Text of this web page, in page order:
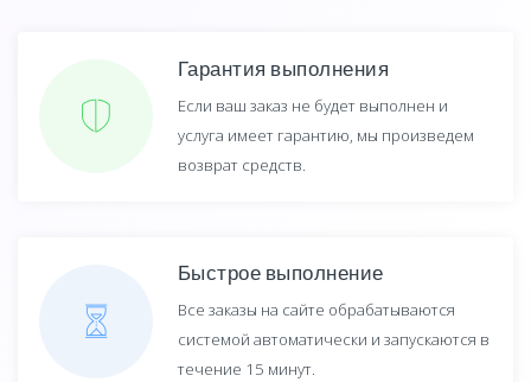
Гарантия выполнения
Если ваш заказ не будет выполнен и
услуга имеет гарантию, мы произведем
возврат средств.
Быстрое выполнение
Все заказы на сайте обрабатываются
системой автоматически и запускаются в
течение 15 минут.